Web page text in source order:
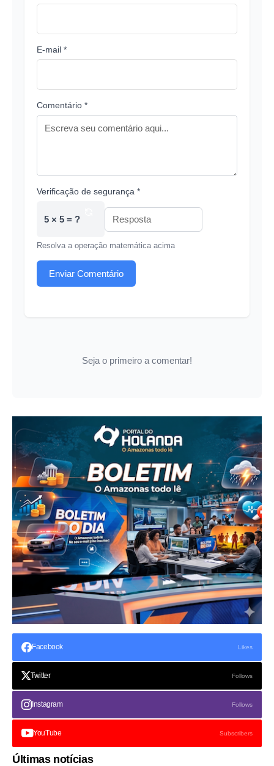
E-mail *
Comentário *
Verificação de segurança *
5 × 5 = ?
Resolva a operação matemática acima
Enviar Comentário
Seja o primeiro a comentar!
Facebook Likes
Twitter Follows
Instagram Follows
YouTube Subscribers
Últimas notícias